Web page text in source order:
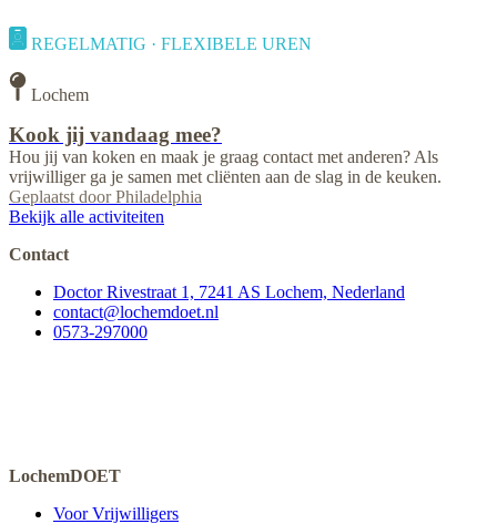
REGELMATIG · FLEXIBELE UREN
Lochem
Kook jij vandaag mee?
Hou jij van koken en maak je graag contact met anderen? Als
vrijwilliger ga je samen met cliënten aan de slag in de keuken.
Geplaatst door Philadelphia
Bekijk alle activiteiten
Contact
Doctor Rivestraat 1, 7241 AS Lochem, Nederland
contact@lochemdoet.nl
0573-297000
LochemDOET
Voor Vrijwilligers